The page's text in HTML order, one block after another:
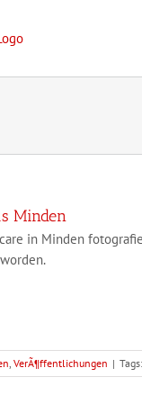
Minden
in Minden
, VerÃ¶ffentlichungen | Tags: